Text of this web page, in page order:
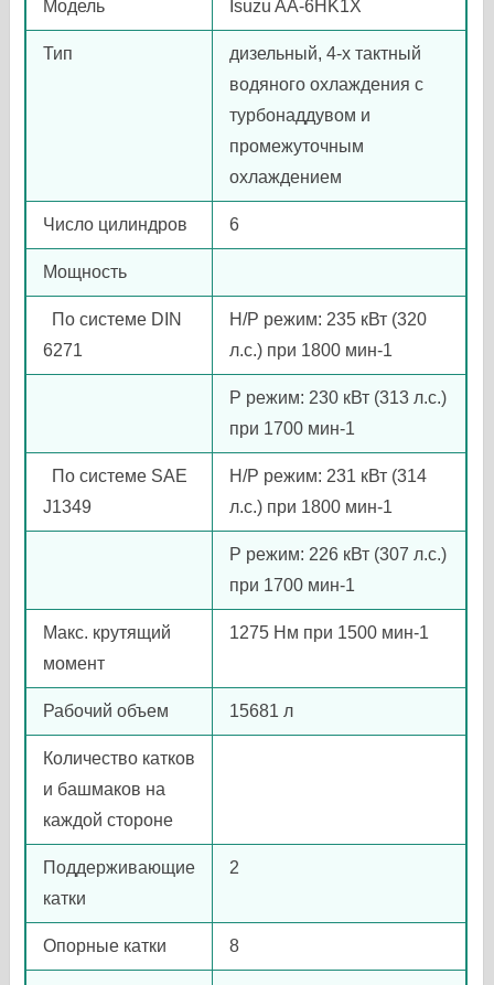
Модель Isuzu AA-6HK1X
Тип
дизельный, 4-х тактный
водяного охлаждения с
турбонаддувом и
промежуточным
охлаждением
Число цилиндров 6
Мощность
По системе DIN
6271
H/P режим: 235 кВт (320
л.с.) при 1800 мин-1
P режим: 230 кВт (313 л.с.)
при 1700 мин-1
По системе SAE
J1349
H/P режим: 231 кВт (314
л.с.) при 1800 мин-1
P режим: 226 кВт (307 л.с.)
при 1700 мин-1
Макс. крутящий
момент
1275 Нм при 1500 мин-1
Рабочий объем 15681 л
Количество катков
и башмаков на
каждой стороне
Поддерживающие
катки
2
Опорные катки 8